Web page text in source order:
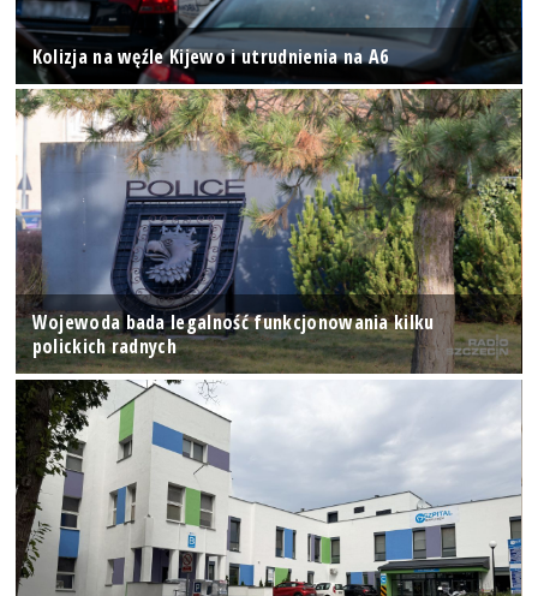
Kolizja na węźle Kijewo i utrudnienia na A6
Wojewoda bada legalność funkcjonowania kilku
polickich radnych